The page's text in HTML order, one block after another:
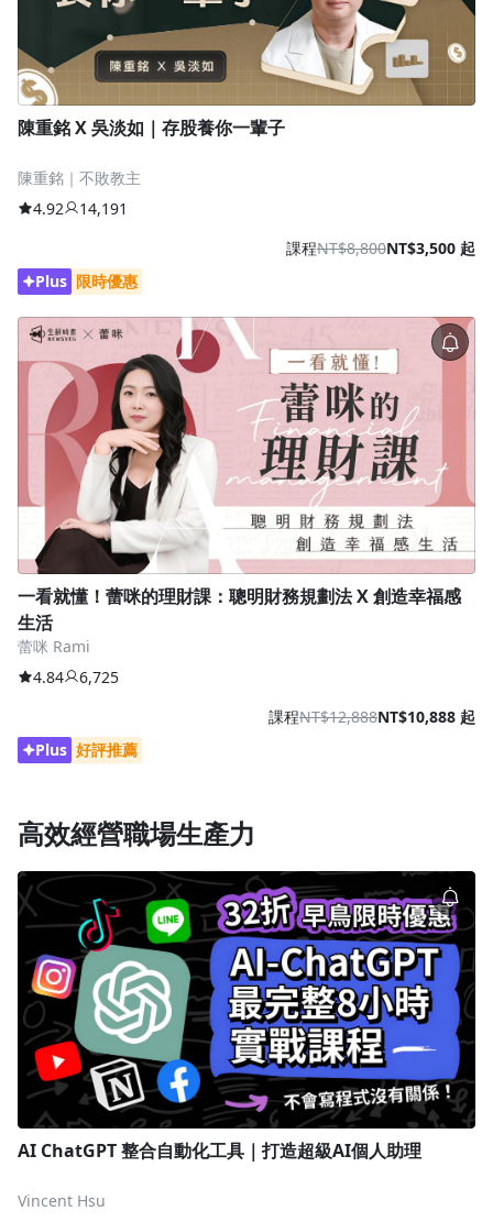
陳重銘 X 吳淡如｜存股養你一輩子
陳重銘｜不敗教主
4.92
14,191
課程NT$8,800NT$3,500 起
Plus 限時優惠
一看就懂！蕾咪的理財課：聰明財務規劃法 X 創造幸福感
生活
蕾咪 Rami
4.84
6,725
課程NT$12,888NT$10,888 起
Plus 好評推薦
高效經營職場生產力
AI ChatGPT 整合自動化工具｜打造超級AI個人助理
Vincent Hsu